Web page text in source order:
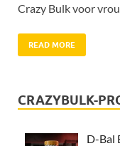
Crazy Bulk voor
READ MORE
CRAZYBULK-
D-Bal